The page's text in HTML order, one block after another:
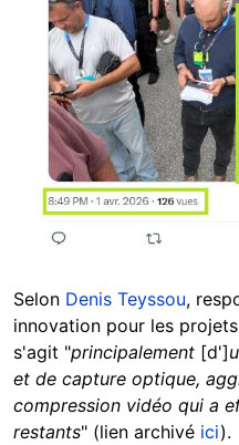
Selon Denis Teyssou,
innovation pour les projets
s'agit "principalement [d']
et de capture optique,
compression vidéo qui a
restants" (lien archivé ici).